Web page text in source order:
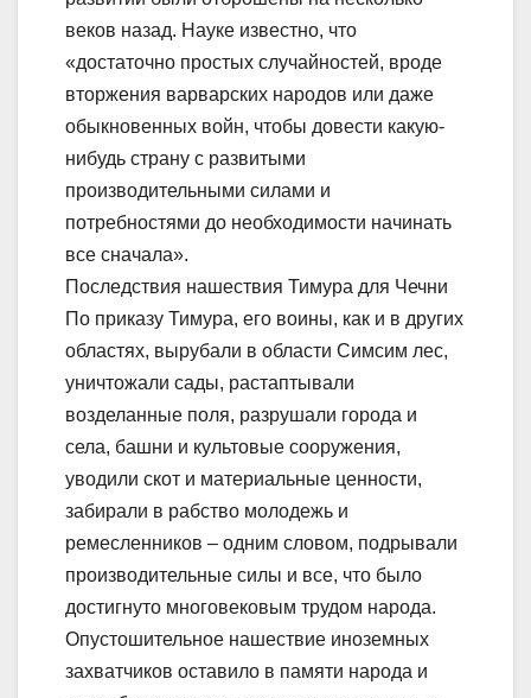
веков назад. Науке известно, что
«достаточно простых случайностей, вроде
вторжения варварских народов или даже
обыкновенных войн, чтобы довести какую-
нибудь страну с развитыми
производительными силами и
потребностями до необходимости начинать
все сначала».
Последствия нашествия Тимура для Чечни
По приказу Тимура, его воины, как и в других
областях, вырубали в области Симсим лес,
уничтожали сады, растаптывали
возделанные поля, разрушали города и
села, башни и культовые сооружения,
уводили скот и материальные ценности,
забирали в рабство молодежь и
ремесленников – одним словом, подрывали
производительные силы и все, что было
достигнуто многовековым трудом народа.
Опустошительное нашествие иноземных
захватчиков оставило в памяти народа и